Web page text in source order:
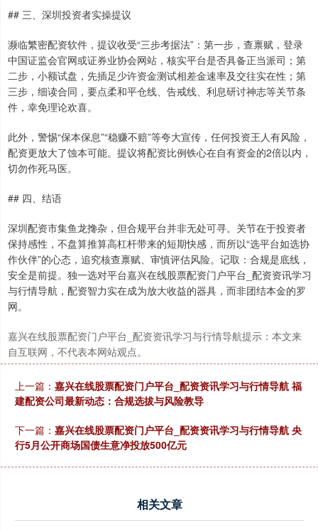
## 三、深圳投资者实操提议
濒临繁密配资软件，提议收受“三步考据法”：第一步，查禀赋，登录
中国证监会官网或证券业协会网站，核实平台是否具备正当派司；第
二步，小额试盘，先插足少许资金测试相差金速率及交往实在性；第
三步，细读合同，要点柔和平仓线、告戒线、利息研讨神志等关节条
件，幸免理论欢喜。
此外，警惕“保本保息”“稳赚不赔”等夸大宣传，任何投资王人有风险，
配资更放大了蚀本可能。提议将配资比例铁心在自有资金的2倍以内，
切勿作死马医。
## 四、结语
深圳配资市集鱼龙搀杂，但合规平台并非无处可寻。关节在于投资者
保持感性，不盘算推算高杠杆带来的短期快感，而所以“选平台如选协
作伙伴”的心态，追究核查禀赋、审慎评估风险。记取：合规是底线，
安全是前提。独一选对平台嘉兴在线股票配资门户平台_配资资讯学习
与行情导航，配资智力实在成为放大收益的器具，而非团结本金的罗
网。
嘉兴在线股票配资门户平台_配资资讯学习与行情导航提示：本文来
自互联网，不代表本网站观点。
上一篇： 嘉兴在线股票配资门户平台_配资资讯学习与行情导航 福
建配资公司最新动态：合规选拔与风险教导
下一篇： 嘉兴在线股票配资门户平台_配资资讯学习与行情导航 央
行5月公开商场国债生意净投放500亿元
相关文章